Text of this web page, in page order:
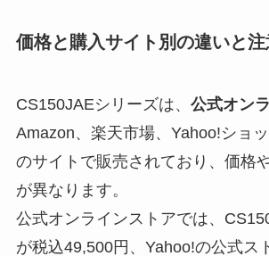
価格と購入サイト別の違いと注
CS150JAEシリーズは、 公式オン
Amazon、楽天市場、Yahoo!ショ
のサイトで販売されており、価格
が異なります。
公式オンラインストアでは、
が税込49,500円、Yahoo!の公式ス